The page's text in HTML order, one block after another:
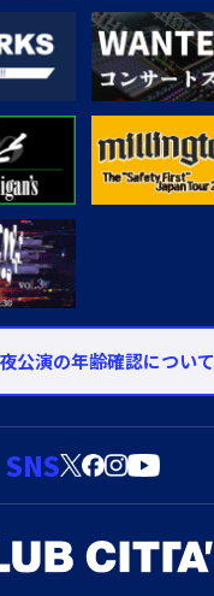
公演の年齢確認について
SNS